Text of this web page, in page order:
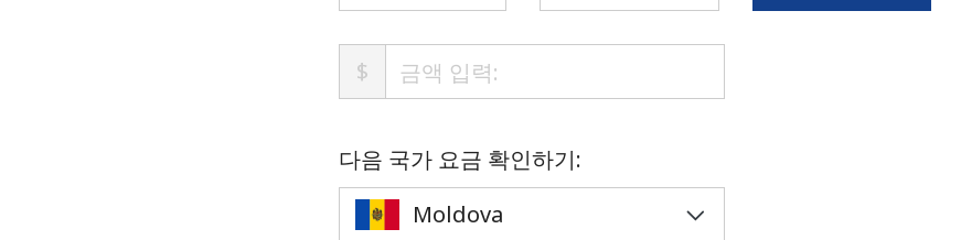
$
다음 국가 요금 확인하기: